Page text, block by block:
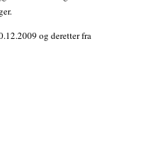
og deretter fra